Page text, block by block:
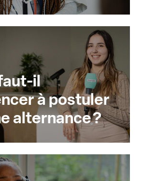
il
à postuler
alternance ?